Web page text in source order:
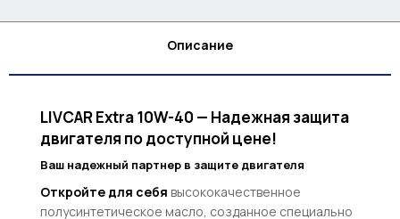
Описание
LIVCAR Extra 10W-40 — Надежная защита
двигателя по доступной цене!
Ваш надежный партнер в защите двигателя
Откройте для себя высококачественное
полусинтетическое масло, созданное специально